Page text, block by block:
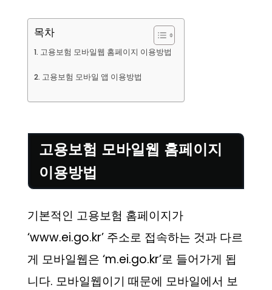
목차
고용보험 모바일웹 홈페이지 이용방법
고용보험 모바일 앱 이용방법
고용보험 모바일웹 홈페이지
이용방법
기본적인 고용보험 홈페이지가
‘www.ei.go.kr’ 주소로 접속하는 것과 다르
게 모바일웹은 ‘m.ei.go.kr’로 들어가게 됩
니다. 모바일웹이기 때문에 모바일에서 보